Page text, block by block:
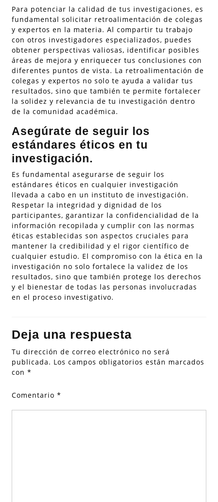
Para potenciar la calidad de tus investigaciones, es
fundamental solicitar retroalimentación de colegas
y expertos en la materia. Al compartir tu trabajo
con otros investigadores especializados, puedes
obtener perspectivas valiosas, identificar posibles
áreas de mejora y enriquecer tus conclusiones con
diferentes puntos de vista. La retroalimentación de
colegas y expertos no solo te ayuda a validar tus
resultados, sino que también te permite fortalecer
la solidez y relevancia de tu investigación dentro
de la comunidad académica.
Asegúrate de seguir los
estándares éticos en tu
investigación.
Es fundamental asegurarse de seguir los
estándares éticos en cualquier investigación
llevada a cabo en un instituto de investigación.
Respetar la integridad y dignidad de los
participantes, garantizar la confidencialidad de la
información recopilada y cumplir con las normas
éticas establecidas son aspectos cruciales para
mantener la credibilidad y el rigor científico de
cualquier estudio. El compromiso con la ética en la
investigación no solo fortalece la validez de los
resultados, sino que también protege los derechos
y el bienestar de todas las personas involucradas
en el proceso investigativo.
Deja una respuesta
Tu dirección de correo electrónico no será
publicada. Los campos obligatorios están marcados
con *
Comentario *